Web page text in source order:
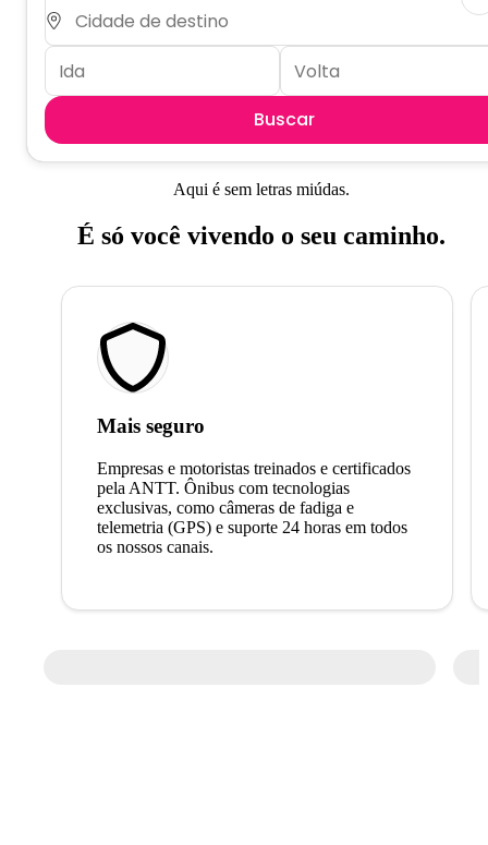
Buscar
Aqui é sem letras miúdas.
É só você vivendo o seu caminho.
Mais seguro
Empresas e motoristas treinados e certificados
pela ANTT. Ônibus com tecnologias
exclusivas, como câmeras de fadiga e
telemetria (GPS) e suporte 24 horas em todos
os nossos canais.